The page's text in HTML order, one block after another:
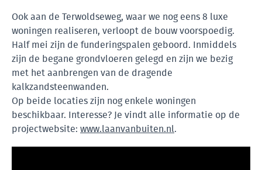
Ook aan de Terwoldseweg, waar we nog eens 8 luxe
woningen realiseren, verloopt de bouw voorspoedig.
Half mei zijn de funderingspalen geboord. Inmiddels
zijn de begane grondvloeren gelegd en zijn we bezig
met het aanbrengen van de dragende
kalkzandsteenwanden.
Op beide locaties zijn nog enkele woningen
beschikbaar. Interesse? Je vindt alle informatie op de
projectwebsite: www.laanvanbuiten.nl.